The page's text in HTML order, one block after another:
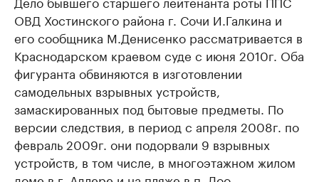
ОВД Хостинского района г. Сочи И.Галкина и
его сообщника М.Денисенко рассматривается в
Краснодарском краевом суде с июня 2010г. Оба
фигуранта обвиняются в изготовлении
самодельных взрывных устройств,
замаскированных под бытовые предметы. По
версии следствия, в период с апреля 2008г. по
февраль 2009г. они подорвали 9 взрывных
устройств, в том числе, в многоэтажном жилом